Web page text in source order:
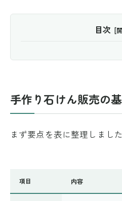
目次
手作り石けん販売の
まず要点を表に整理しました
項目 内容